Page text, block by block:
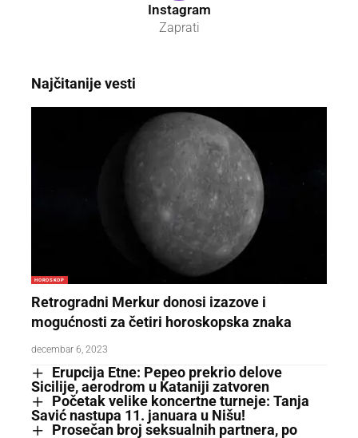
Instagram
Zaprati
Najčitanije vesti
HOROSKOP
Retrogradni Merkur donosi izazove i
mogućnosti za četiri horoskopska znaka
decembar 6, 2023
Erupcija Etne: Pepeo prekrio delove
Sicilije, aerodrom u Kataniji zatvoren
Početak velike koncertne turneje: Tanja
Savić nastupa 11. januara u Nišu!
Prosečan broj seksualnih partnera, po